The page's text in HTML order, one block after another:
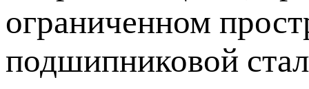
ограниченном
подшипниковой